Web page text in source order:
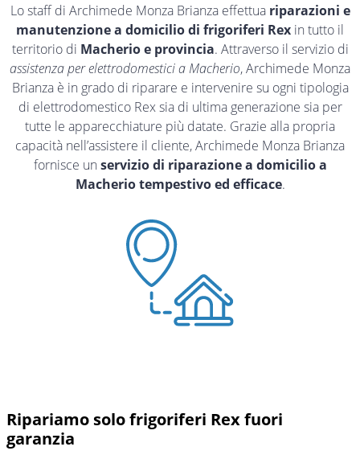
Lo staff di Archimede Monza Brianza effettua riparazioni e
manutenzione a domicilio di frigoriferi Rex in tutto il
territorio di Macherio e provincia. Attraverso il servizio di
assistenza per elettrodomestici a Macherio, Archimede Monza
Brianza è in grado di riparare e intervenire su ogni tipologia
di elettrodomestico Rex sia di ultima generazione sia per
tutte le apparecchiature più datate. Grazie alla propria
capacità nell’assistere il cliente, Archimede Monza Brianza
fornisce un servizio di riparazione a domicilio a
Macherio tempestivo ed efficace.
Ripariamo solo frigoriferi Rex fuori
garanzia